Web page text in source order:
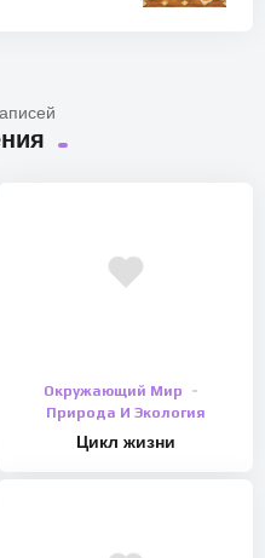
Окружающий Мир
Природа И Экология
Цикл жизни